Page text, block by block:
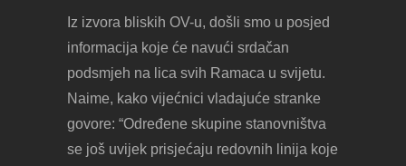
Iz izvora bliskih OV-u, došli smo u posjed
informacija koje će navući srdačan
podsmjeh na lica svih Ramaca u svijetu.
Naime, kako vijećnici vladajuće stranke
govore: “Određene skupine stanovništva
se još uvijek prisjećaju redovnih linija koje